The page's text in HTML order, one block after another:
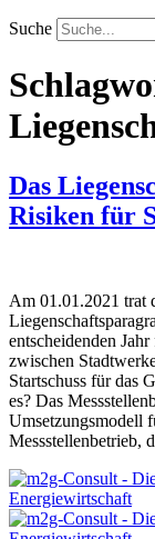
Suche
Das
Risiken für
Am 01.01.2021 trat
entscheidenden
zwischen
Startschuss für das
es? Das
Umsetzungsmodell
Messstellenbetrieb,